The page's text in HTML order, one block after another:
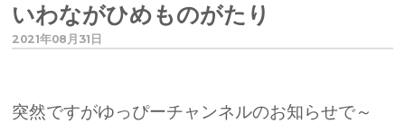
いわながひめものがたり
2021年08月31日
突然ですがゆっぴーチャンネルのお知らせで～